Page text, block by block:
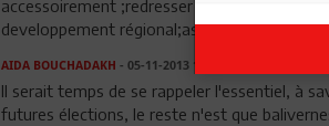
accessoirement ;redresser l 'économie du
developpement régional;assurer la
AIDA BOUCHADAKH - 05-11-2013 12:58
Il serait temps de se rappeler l'essentiel, à
futures élections, le reste n'est que